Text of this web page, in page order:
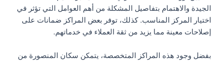
الجيدة والاهتمام بتفاصيل المشكلة من أهم العوامل التي تؤثر في
اختيار المركز المناسب. كذلك، توفر بعض المراكز ضمانات على
إصلاحات معينة مما يزيد من ثقة العملاء في خدماتهم.
بفضل وجود هذه المراكز المتخصصة، يتمكن سكان المنصورة من